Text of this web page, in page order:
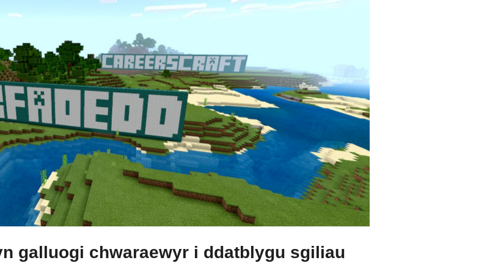
galluogi chwaraewyr i ddatblygu sgiliau